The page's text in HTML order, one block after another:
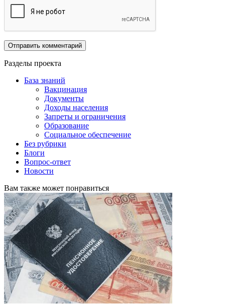
Разделы проекта
База знаний
Вакцинация
Документы
Доходы населения
Запреты и ограничения
Образование
Социальное обеспечение
Без рубрики
Блоги
Вопрос-ответ
Новости
Вам также может понравиться